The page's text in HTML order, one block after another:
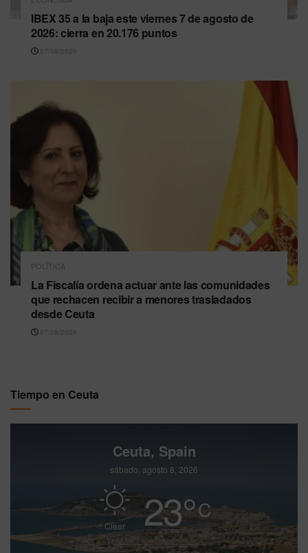
IBEX 35 a la baja este viernes 7 de agosto de
2026: cierra en 20.176 puntos
07/08/2026
POLÍTICA
La Fiscalía ordena actuar ante las comunidades
que rechacen recibir a menores trasladados
desde Ceuta
07/08/2026
Tiempo en Ceuta
Ceuta, Spain
sábado, agosto 8, 2026
Clear 23°C